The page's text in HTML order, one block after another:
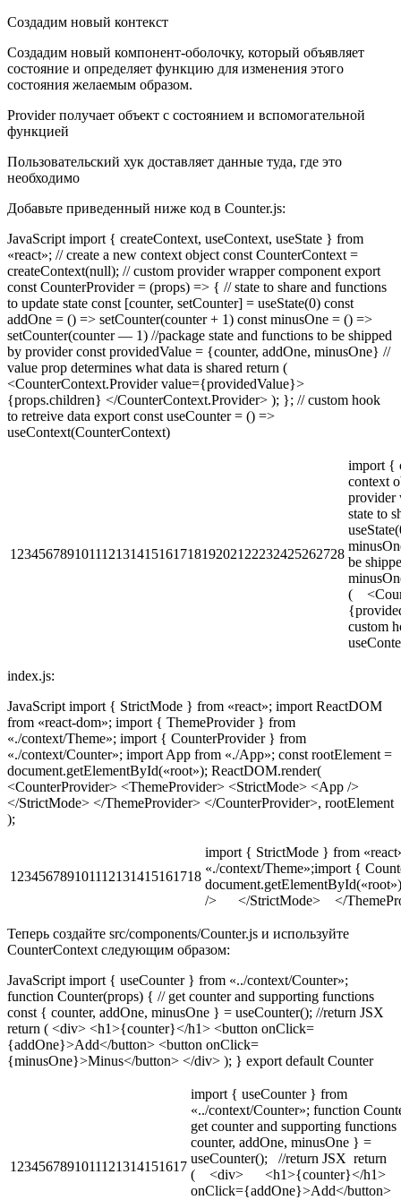
Создадим новый контекст
Создадим новый компонент-оболочку, который объявляет
состояние и определяет функцию для изменения этого
состояния желаемым образом.
Provider получает объект с состоянием и вспомогательной
функцией
Пользовательский хук доставляет данные туда, где это
необходимо
Добавьте приведенный ниже код в Counter.js:
JavaScript import { createContext, useContext, useState } from
«react»; // create a new context object const CounterContext =
createContext(null); // custom provider wrapper component export
const CounterProvider = (props) => { // state to share and functions
to update state const [counter, setCounter] = useState(0) const
addOne = () => setCounter(counter + 1) const minusOne = () =>
setCounter(counter — 1) //package state and functions to be shipped
by provider const providedValue = {counter, addOne, minusOne} //
value prop determines what data is shared return (
<CounterContext.Provider value={providedValue}>
{props.children} </CounterContext.Provider> ); }; // custom hook
to retreive data export const useCounter = () =>
useContext(CounterContext)
12345678910111213141516171819202122232425262728
import {
context
provider
state to
be
(
custom
index.js:
JavaScript import { StrictMode } from «react»; import ReactDOM
from «react-dom»; import { ThemeProvider } from
«./context/Theme»; import { CounterProvider } from
«./context/Counter»; import App from «./App»; const rootElement =
document.getElementById(«root»); ReactDOM.render(
<CounterProvider> <ThemeProvider> <StrictMode> <App />
</StrictMode> </ThemeProvider> </CounterProvider>, rootElement
);
123456789101112131415161718
import { StrictMode } from
«./context/Theme»;import {
/> </StrictMode> </
Теперь создайте src/components/Counter.js и используйте
CounterContext следующим образом:
JavaScript import { useCounter } from «../context/Counter»;
function Counter(props) { // get counter and supporting functions
const { counter, addOne, minusOne } = useCounter(); //return JSX
return ( <div> <h1>{counter}</h1> <button onClick=
{addOne}>Add</button> <button onClick=
{minusOne}>Minus</button> </div> ); } export default Counter
1234567891011121314151617
import { useCounter } from
«../context/Counter»; function
get counter and supporting
counter, addOne, minusOne } =
useCounter(); //return JSX return
( <div> <h1>{counter}</h1>
onClick={addOne}>Add</